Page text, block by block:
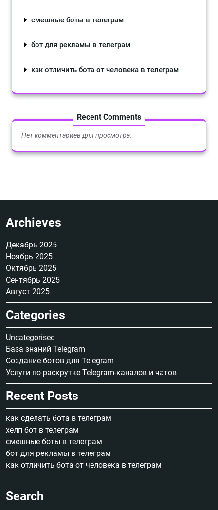
смешные боты в телеграм
бот для рекламы в телеграм
как отличить бота от человека в телеграм
Recent Comments
Нет комментариев для просмотра.
Archieves
Декабрь 2025
Ноябрь 2025
Октябрь 2025
Сентябрь 2025
Август 2025
Categories
Uncategorised
База знаний Telegram
Создание ботов для Telegram
Услуги по раскрутке Telegram-каналов и чатов
Recent Posts
как сделать бота в телеграм
хелп бот в телеграм
смешные боты в телеграм
бот для рекламы в телеграм
как отличить бота от человека в телеграм
Search